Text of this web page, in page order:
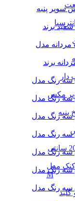
مکس
مدل
M
سوپر پنبه